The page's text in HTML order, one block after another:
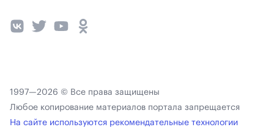
1997—2026 © Все права защищены
Любое копирование материалов портала запрещается
На сайте используются рекомендательные технологии